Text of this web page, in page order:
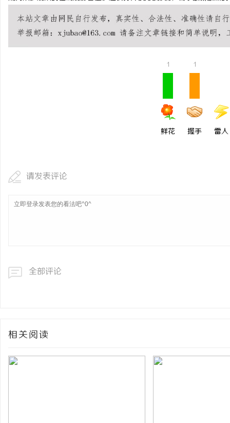
1
鲜花
1
握手 雷人
请发表评论
全部评论
相关阅读
开店最怕“搜不到”为什
ai却天天给他免费派单？